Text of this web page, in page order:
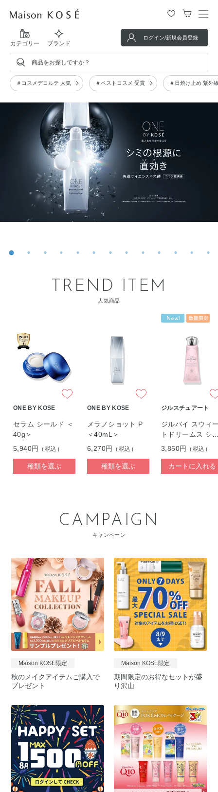
メ
ニ
開
閉
す
る
カテゴリー ブランド
ログイン/新規会員登録
商品をお探しですか？
＃コスメデコルテ 人気 ＃ベストコスメ 受賞 ＃日焼け止め 紫外
TREND ITEM
人気商品
ONE BY KOSE
セラム シールド ＜
40g＞
5,940円
（税込）
種類を選ぶ
ONE BY KOSE
メラノショット P
＜40mL＞
6,270円
（税込）
種類を選ぶ
ジルスチュアート
ジルバイ スウィ
トドリームス シ
リング UVプロテ
3,850円 （税込）
カートに入れる
CAMPAIGN
キャンペーン
Maison KOSE限定
秋のメイクアイテムご購入で
プレゼント
Maison KOSE限定
期間限定のお得なセットが盛
り沢山